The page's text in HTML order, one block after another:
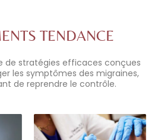
TENDANCE
de stratégies efficaces conçues
les symptômes des migraines,
de reprendre le contrôle.